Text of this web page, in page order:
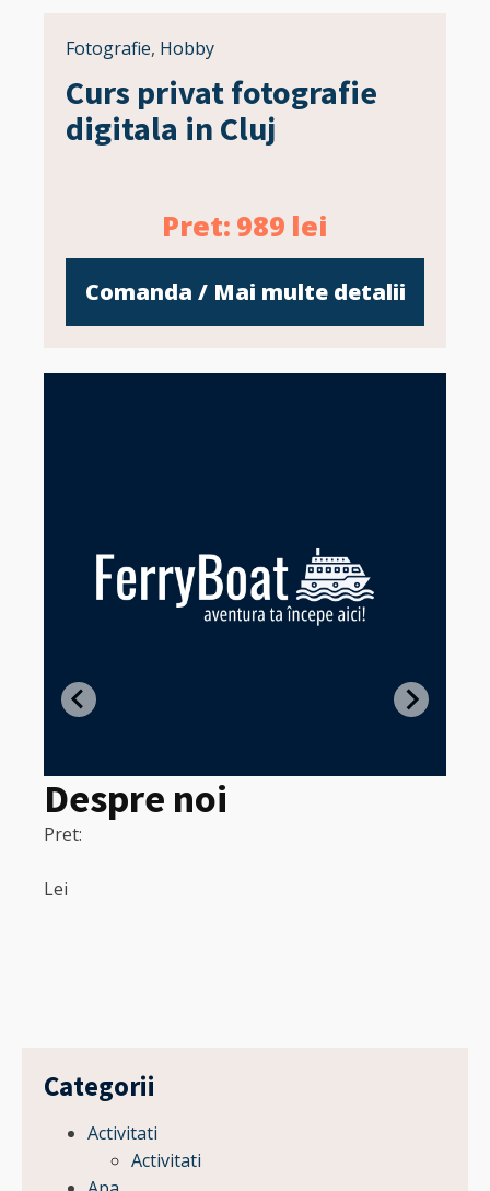
Fotografie, Hobby
Curs privat fotografie
digitala in Cluj
Pret: 989 lei
Comanda / Mai multe detalii
Despre noi
Pret:
Lei
Categorii
Activitati
Activitati